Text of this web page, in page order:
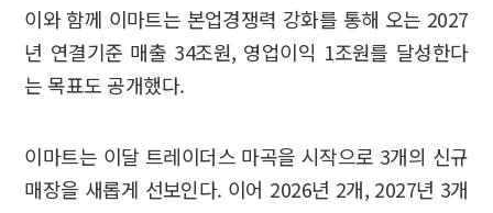
이와 함께 이마트는 본업경쟁력 강화를 통해 오는 2027
년 연결기준 매출 34조원, 영업이익 1조원를 달성한다
는 목표도 공개했다.
이마트는 이달 트레이더스 마곡을 시작으로 3개의 신규
매장을 새롭게 선보인다. 이어 2026년 2개, 2027년 3개